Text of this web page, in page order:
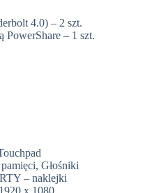
4.0) – 2 szt.
– 1 szt.
Głośniki
– naklejki
1920 x 1080